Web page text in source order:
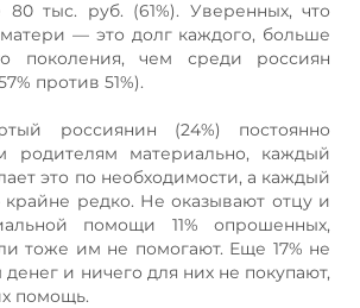
тыс. руб. (61%). Уверенных, что
— это долг каждого, больше
поколения, чем среди россиян
против 51%).
россиянин (24%) постоянно
родителям материально, каждый
это по необходимости, а каждый
крайне редко. Не оказывают отцу и
помощи 11% опрошенных,
тоже им не помогают. Еще 17% не
и ничего для них не покупают,
помощь.